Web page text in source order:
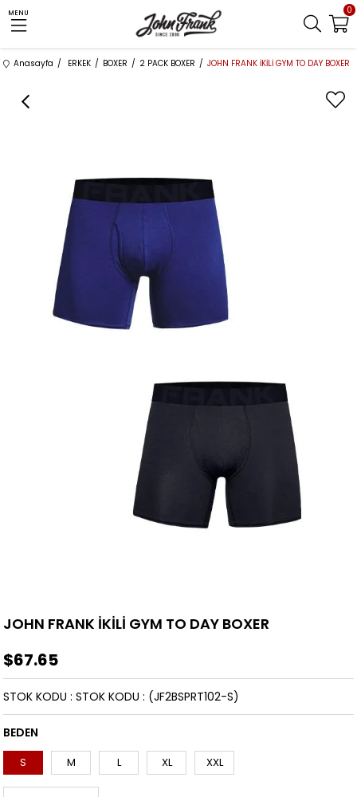
MENU 0
Anasayfa ERKEK BOXER 2 PACK BOXER JOHN FRANK İKİLİ GYM TO DAY BOXER
JOHN FRANK İKİLİ GYM TO DAY BOXER
$67.65
(JF2BSPRT102-S)
STOK KODU STOK KODU
BEDEN
S M L XL XXL